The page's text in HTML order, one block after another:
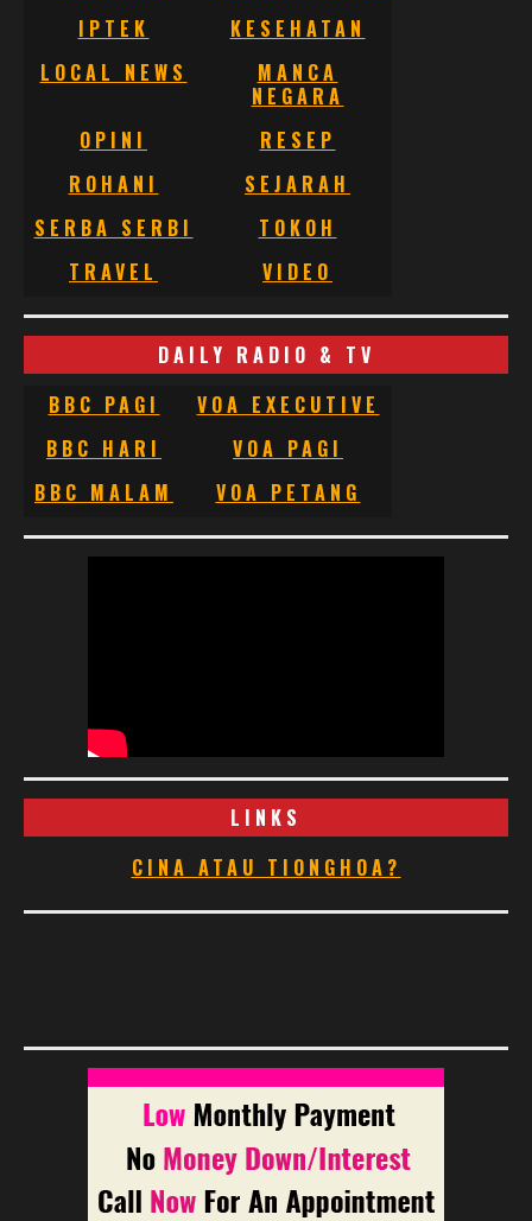
IPTEK
KESEHATAN
LOCAL NEWS
MANCA
NEGARA
OPINI
RESEP
ROHANI
SEJARAH
SERBA SERBI
TOKOH
TRAVEL
VIDEO
DAILY RADIO & TV
BBC PAGI
VOA EXECUTIVE
BBC HARI
VOA PAGI
BBC MALAM
VOA PETANG
LINKS
CINA ATAU TIONGHOA?